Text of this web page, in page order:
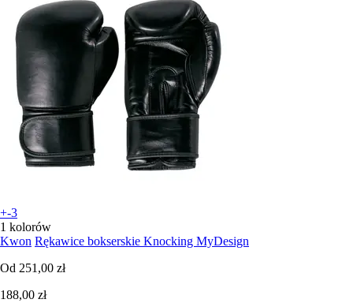
+-3
1 kolorów
Kwon Rękawice bokserskie Knocking MyDesign
Od 251,00 zł
188,00 zł